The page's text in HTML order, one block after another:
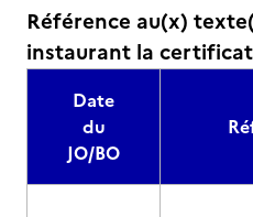
Référence au(x)
instaurant la
Date
du
JO/BO